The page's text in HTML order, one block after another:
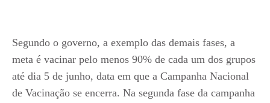
Segundo o governo, a exemplo das demais fases, a
meta é vacinar pelo menos 90% de cada um dos grupos
até dia 5 de junho, data em que a Campanha Nacional
de Vacinação se encerra. Na segunda fase da campanha